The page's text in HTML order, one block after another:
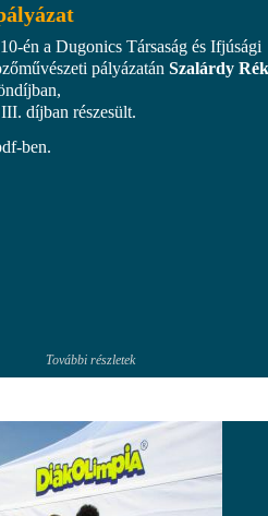
én a Dugonics Társaság és Ifjúsági
pályázatán Szalárdy
III. díjban részesült.
ben.
További részletek